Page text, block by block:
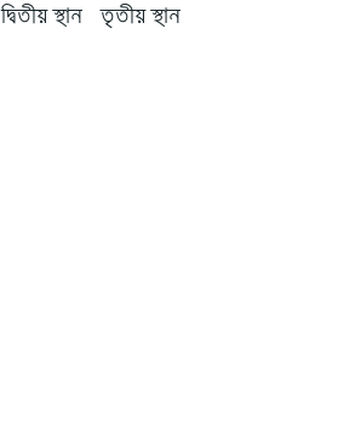
দ্বিতীয় স্থান তৃতীয় স্থান